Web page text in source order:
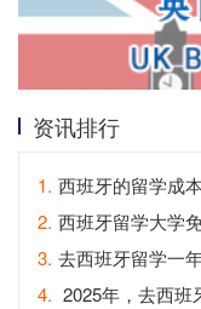
资讯排行
1. 西班牙的留学成
2. 西班牙留学大学
3. 去西班牙留学一
4. 2025年，去西班